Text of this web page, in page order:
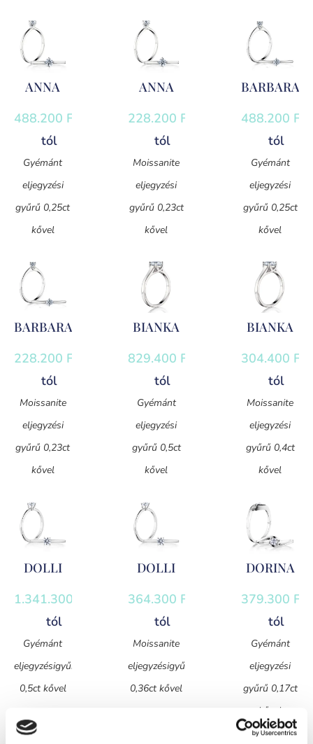
ANNA
488.200 Ft
tól
Gyémánt
eljegyzési
gyűrű 0,25ct
kővel
ANNA
228.200 Ft
tól
Moissanite
eljegyzési
gyűrű 0,23ct
kővel
BARBARA
488.200 Ft
tól
Gyémánt
eljegyzési
gyűrű 0,25ct
kővel
BARBARA
228.200 Ft
tól
Moissanite
eljegyzési
gyűrű 0,23ct
kővel
BIANKA
829.400 Ft
tól
Gyémánt
eljegyzési
gyűrű 0,5ct
kővel
BIANKA
304.400 Ft
tól
Moissanite
eljegyzési
gyűrű 0,4ct
kővel
DOLLI
1.341.300
tól
Gyémánt
eljegyzésigyűrű
0,5ct kővel
DOLLI
364.300 Ft
tól
Moissanite
eljegyzésigyűrű
0,36ct kővel
DORINA
379.300 Ft
tól
Gyémánt
eljegyzési
gyűrű 0,17ct
kővel